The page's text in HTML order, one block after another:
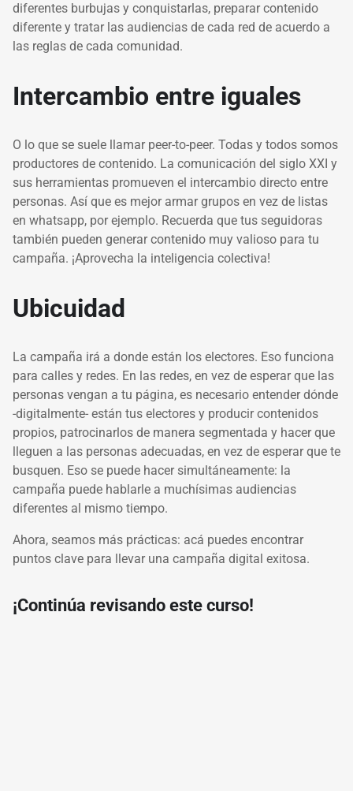
diferentes burbujas y conquistarlas, preparar contenido
diferente y tratar las audiencias de cada red de acuerdo a
las reglas de cada comunidad.
Intercambio entre iguales
O lo que se suele llamar peer-to-peer. Todas y todos somos
productores de contenido. La comunicación del siglo XXI y
sus herramientas promueven el intercambio directo entre
personas. Así que es mejor armar grupos en vez de listas
en whatsapp, por ejemplo. Recuerda que tus seguidoras
también pueden generar contenido muy valioso para tu
campaña. ¡Aprovecha la inteligencia colectiva!
Ubicuidad
La campaña irá a donde están los electores. Eso funciona
para calles y redes. En las redes, en vez de esperar que las
personas vengan a tu página, es necesario entender dónde
-digitalmente- están tus electores y producir contenidos
propios, patrocinarlos de manera segmentada y hacer que
lleguen a las personas adecuadas, en vez de esperar que te
busquen. Eso se puede hacer simultáneamente: la
campaña puede hablarle a muchísimas audiencias
diferentes al mismo tiempo.
Ahora, seamos más prácticas: acá puedes encontrar
puntos clave para llevar una campaña digital exitosa.
¡Continúa revisando este curso!